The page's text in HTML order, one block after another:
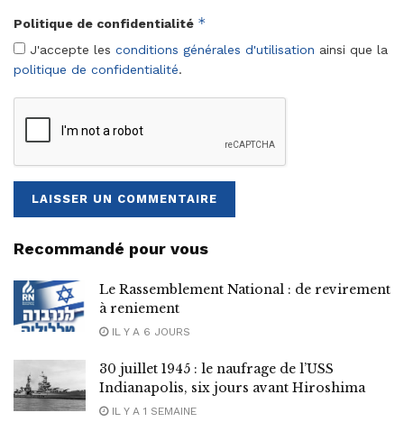
Politique de confidentialité *
J'accepte les conditions générales d'utilisation ainsi que la
politique de confidentialité.
Recommandé pour vous
Le Rassemblement National : de revirement
à reniement
IL Y A 6 JOURS
30 juillet 1945 : le naufrage de l’USS
Indianapolis, six jours avant Hiroshima
IL Y A 1 SEMAINE